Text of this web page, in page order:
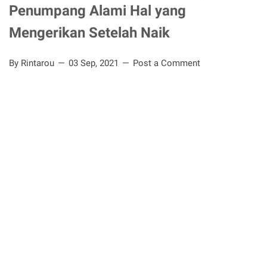
Penumpang Alami Hal yang
Mengerikan Setelah Naik
By Rintarou 03 Sep, 2021 Post a Comment